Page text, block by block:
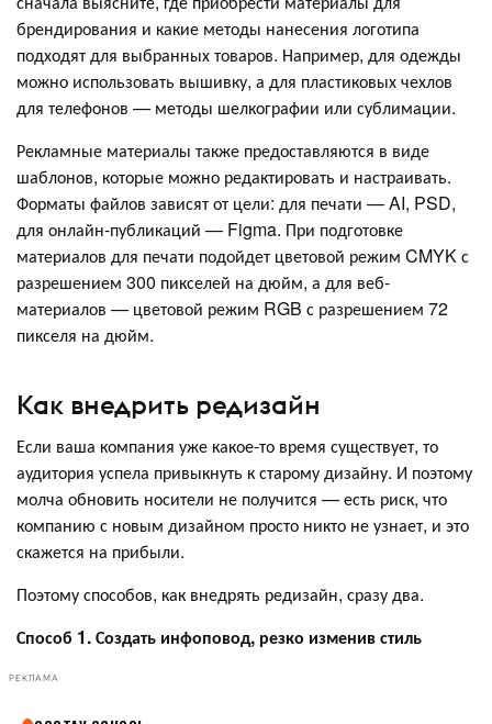
брендирования и какие методы нанесения логотипа
подходят для выбранных товаров. Например, для одежды
можно использовать вышивку, а для пластиковых чехлов
для телефонов — методы шелкографии или сублимации.
Рекламные материалы также предоставляются в виде
шаблонов, которые можно редактировать и настраивать.
Форматы файлов зависят от цели: для печати — AI, PSD,
для онлайн-публикаций — Figma. При подготовке
материалов для печати подойдет цветовой режим CMYK с
разрешением 300 пикселей на дюйм, а для веб-
материалов — цветовой режим RGB с разрешением 72
пикселя на дюйм.
Как внедрить редизайн
Если ваша компания уже какое-то время существует, то
аудитория успела привыкнуть к старому дизайну. И поэтому
молча обновить носители не получится — есть риск, что
компанию с новым дизайном просто никто не узнает, и это
скажется на прибыли.
Поэтому способов, как внедрять редизайн, сразу два.
Способ 1. Создать инфоповод, резко изменив стиль
РЕКЛАМА